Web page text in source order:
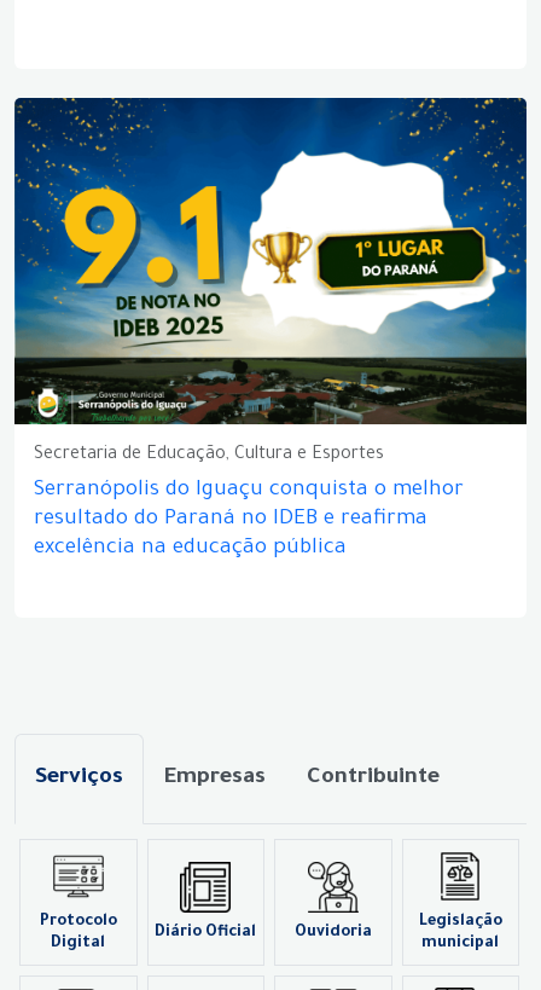
Secretaria de Educação, Cultura e Esportes
Serranópolis do Iguaçu conquista o melhor
resultado do Paraná no IDEB e reafirma
excelência na educação pública
Serviços Empresas Contribuinte
Protocolo
Digital
Diário Oficial Ouvidoria
Legislação
municipal